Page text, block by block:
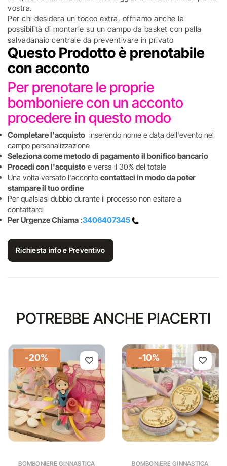
vostra.
Per chi desidera un tocco extra, offriamo anche la
possibilità di montarle su un campo da basket con palla
salvadanaio centrale da preventivare in privato
Questo Prodotto è prenotabile
con acconto
Per prenotare le proprie
bomboniere con un acconto
procedere in questo modo
Completare l'acquisto inserendo nome e data dell'evento nel
campo personalizzazione
Seleziona come metodo di pagamento il bonifico bancario
Procedi con l'acquisto e versa il 30% del totale
Una volta versato l'acconto contattaci in modo da poter
stampare il tuo ordine
Per qualsiasi dubbio durante il processo non esitare a
contattarci
Per Urgenze Chiama :3406407345
Richiesta info e Preventivo
POTREBBE ANCHE PIACERTI
-20%
BOMBONIERE GINNASTICA
-10%
BOMBONIERE GINNASTICA